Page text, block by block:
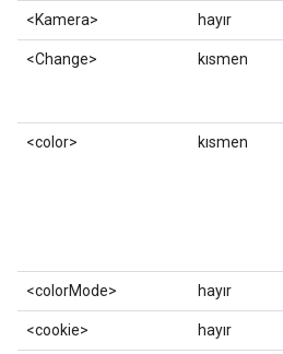
<Kamera> hayır
<Change> kısmen
<color> kısmen
<colorMode> hayır
<cookie> hayır